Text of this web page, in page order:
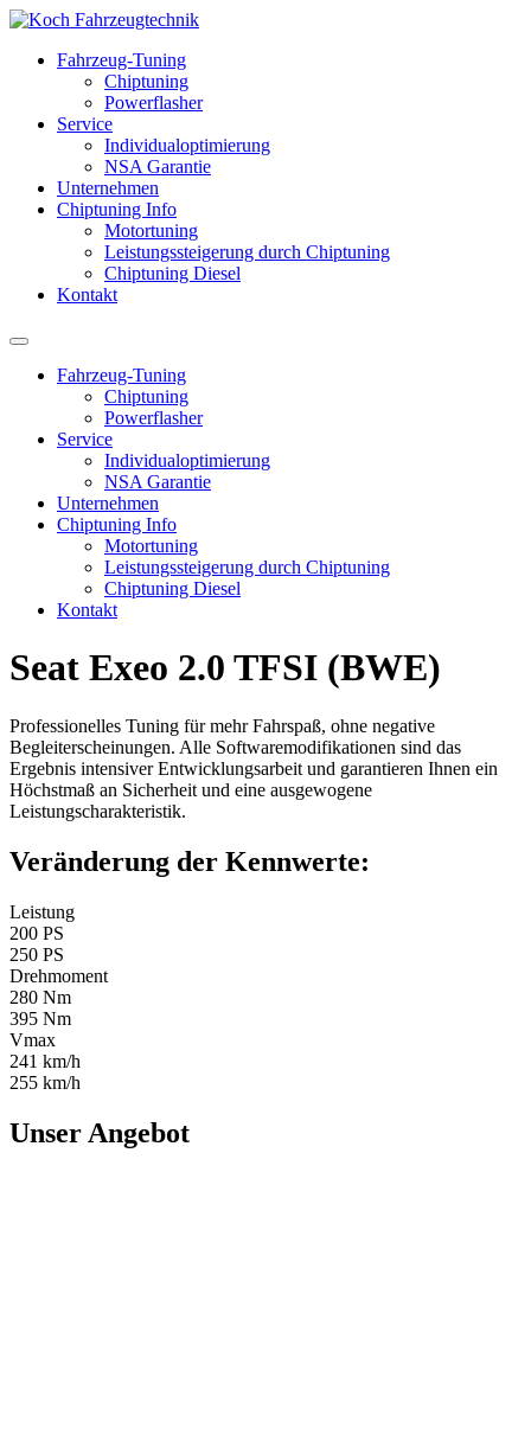
Fahrzeug-Tuning
Chiptuning
Powerflasher
Service
Individualoptimierung
NSA Garantie
Unternehmen
Chiptuning Info
Motortuning
Leistungssteigerung durch Chiptuning
Chiptuning Diesel
Kontakt
Fahrzeug-Tuning
Chiptuning
Powerflasher
Service
Individualoptimierung
NSA Garantie
Unternehmen
Chiptuning Info
Motortuning
Leistungssteigerung durch Chiptuning
Chiptuning Diesel
Kontakt
Seat Exeo 2.0 TFSI (BWE)
Professionelles Tuning für mehr Fahrspaß, ohne negative
Begleiterscheinungen. Alle Softwaremodifikationen sind das
Ergebnis intensiver Entwicklungsarbeit und garantieren Ihnen ein
Höchstmaß an Sicherheit und eine ausgewogene
Leistungscharakteristik.
Veränderung der Kennwerte:
Leistung
200 PS
250 PS
Drehmoment
280 Nm
395 Nm
Vmax
241 km/h
255 km/h
Unser Angebot